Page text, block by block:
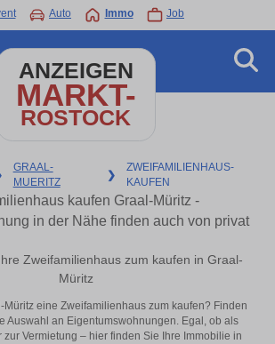
Auto Immo Job
ANZEIGEN
MARKT-
ROSTOCK
GRAAL-
MUERITZ
❯
ZWEIFAMILIENHAUS-
KAUFEN
kaufen Graal-Müritz -
in der Nähe finden auch von privat
Zweifamilienhaus zum kaufen in Graal-
Müritz
Müritz eine Zweifamilienhaus zum kaufen? Finden
Auswahl an Eigentumswohnungen. Egal, ob als
zur Vermietung – hier finden Sie Ihre Immobilie in